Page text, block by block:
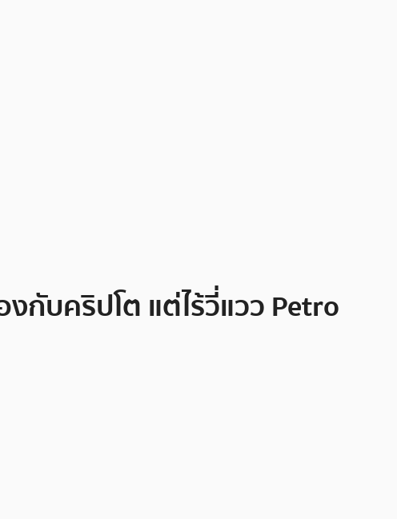
กับคริปโต แต่ไร้วี่แวว Petro